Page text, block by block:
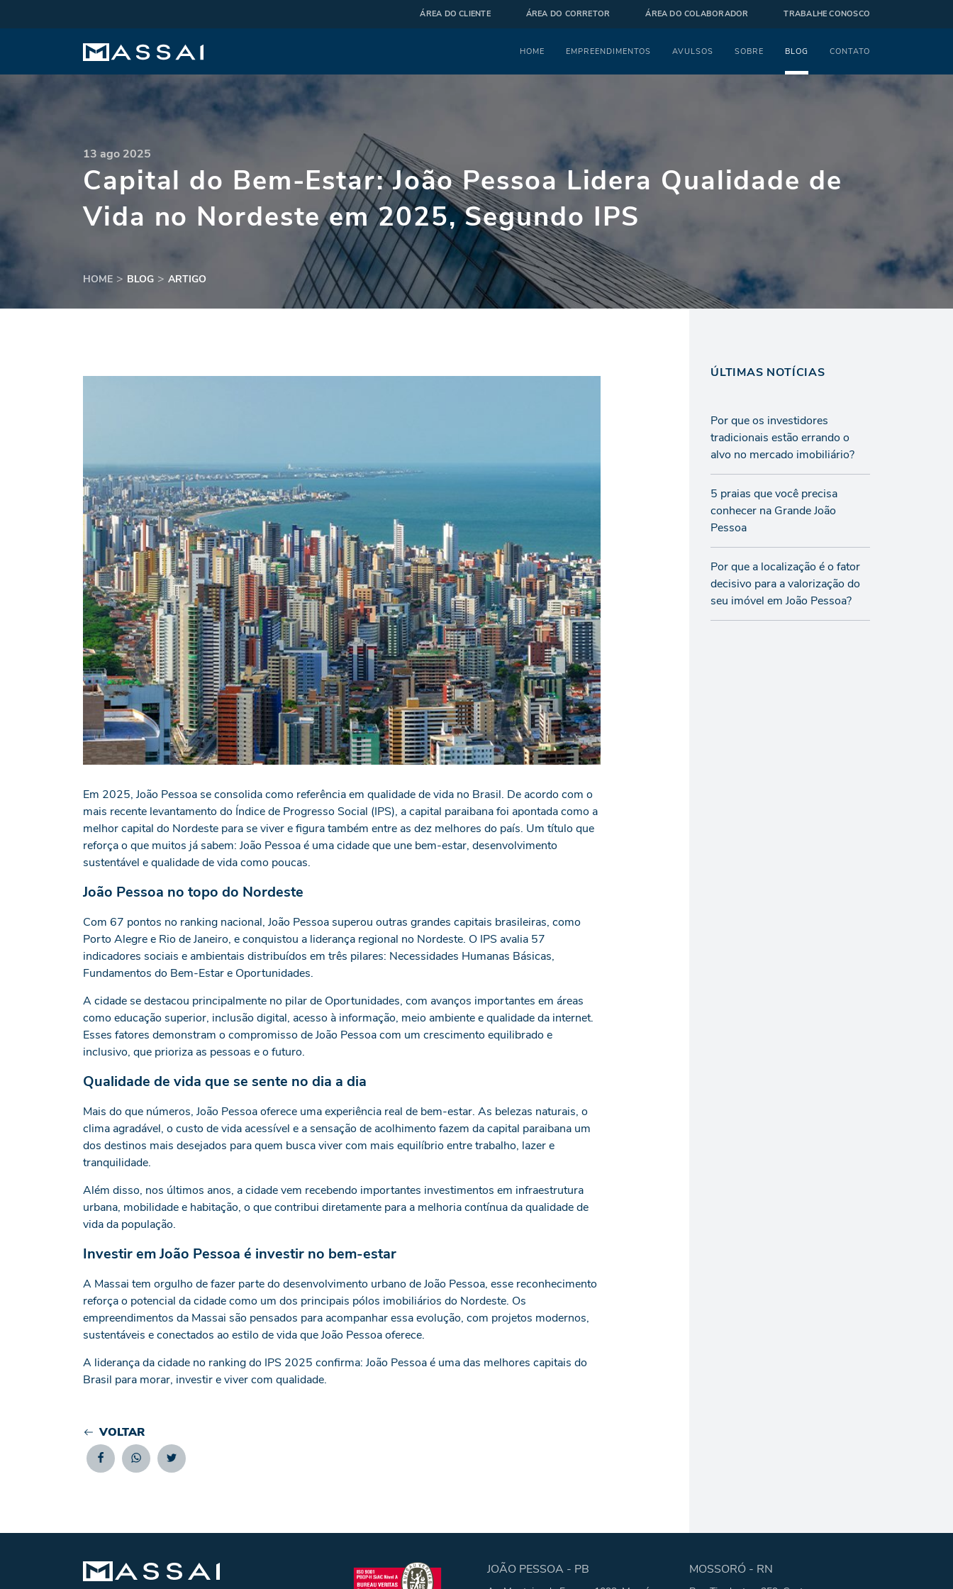
ÁREA DO CLIENTE ÁREA DO CORRETOR ÁREA DO COLABORADOR TRABALHE CONOSCO
Menu
HOME EMPREENDIMENTOS AVULSOS SOBRE BLOG CONTATO
13 ago 2025
Capital do Bem-Estar: João Pessoa Lidera Qualidade de
Vida no Nordeste em 2025, Segundo IPS
HOME BLOG ARTIGO
Em 2025, João Pessoa se consolida como referência em qualidade de vida no Brasil. De acordo com o
mais recente levantamento do Índice de Progresso Social (IPS), a capital paraibana foi apontada como a
melhor capital do Nordeste para se viver e figura também entre as dez melhores do país. Um título que
reforça o que muitos já sabem: João Pessoa é uma cidade que une bem-estar, desenvolvimento
sustentável e qualidade de vida como poucas.
João Pessoa no topo do Nordeste
Com 67 pontos no ranking nacional, João Pessoa superou outras grandes capitais brasileiras, como
Porto Alegre e Rio de Janeiro, e conquistou a liderança regional no Nordeste. O IPS avalia 57
indicadores sociais e ambientais distribuídos em três pilares: Necessidades Humanas Básicas,
Fundamentos do Bem-Estar e Oportunidades.
A cidade se destacou principalmente no pilar de Oportunidades, com avanços importantes em áreas
como educação superior, inclusão digital, acesso à informação, meio ambiente e qualidade da internet.
Esses fatores demonstram o compromisso de João Pessoa com um crescimento equilibrado e
inclusivo, que prioriza as pessoas e o futuro.
Qualidade de vida que se sente no dia a dia
Mais do que números, João Pessoa oferece uma experiência real de bem-estar. As belezas naturais, o
clima agradável, o custo de vida acessível e a sensação de acolhimento fazem da capital paraibana um
dos destinos mais desejados para quem busca viver com mais equilíbrio entre trabalho, lazer e
tranquilidade.
Além disso, nos últimos anos, a cidade vem recebendo importantes investimentos em infraestrutura
urbana, mobilidade e habitação, o que contribui diretamente para a melhoria contínua da qualidade de
vida da população.
Investir em João Pessoa é investir no bem-estar
A Massai tem orgulho de fazer parte do desenvolvimento urbano de João Pessoa, esse reconhecimento
reforça o potencial da cidade como um dos principais pólos imobiliários do Nordeste. Os
empreendimentos da Massai são pensados para acompanhar essa evolução, com projetos modernos,
sustentáveis e conectados ao estilo de vida que João Pessoa oferece.
A liderança da cidade no ranking do IPS 2025 confirma: João Pessoa é uma das melhores capitais do
Brasil para morar, investir e viver com qualidade.
VOLTAR
ÚLTIMAS NOTÍCIAS
Por que os investidores
tradicionais estão errando o
alvo no mercado imobiliário?
5 praias que você precisa
conhecer na Grande João
Pessoa
Por que a localização é o fator
decisivo para a valorização do
seu imóvel em João Pessoa?
FacebookWhatsappTwitter
JOÃO PESSOA - PB MOSSORÓ - RN